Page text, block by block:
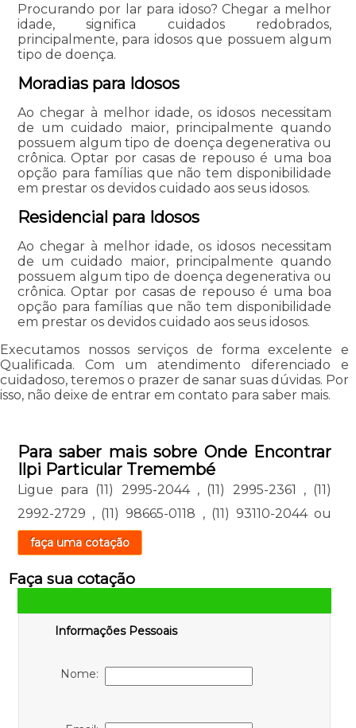
Procurando por lar para idoso? Chegar a melhor
idade, significa cuidados redobrados,
principalmente, para idosos que possuem algum
tipo de doença.
Moradias para Idosos
Ao chegar à melhor idade, os idosos necessitam
de um cuidado maior, principalmente quando
possuem algum tipo de doença degenerativa ou
crônica. Optar por casas de repouso é uma boa
opção para famílias que não tem disponibilidade
em prestar os devidos cuidado aos seus idosos.
Residencial para Idosos
Ao chegar à melhor idade, os idosos necessitam
de um cuidado maior, principalmente quando
possuem algum tipo de doença degenerativa ou
crônica. Optar por casas de repouso é uma boa
opção para famílias que não tem disponibilidade
em prestar os devidos cuidado aos seus idosos.
Executamos nossos serviços de forma excelente e
Qualificada. Com um atendimento diferenciado e
cuidadoso, teremos o prazer de sanar suas dúvidas. Por
isso, não deixe de entrar em contato para saber mais.
Para saber mais sobre Onde Encontrar
Ilpi Particular Tremembé
Ligue para (11) 2995-2044 , (11) 2995-2361 , (11)
2992-2729 , (11) 98665-0118 , (11) 93110-2044 ou
faça uma cotação
Faça sua cotação
Informações Pessoais
Nome: